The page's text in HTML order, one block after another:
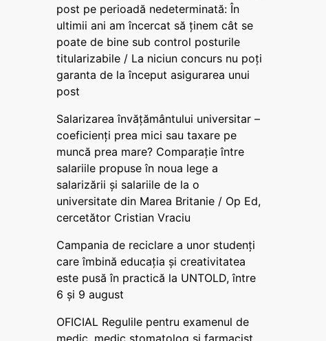
post pe perioadă nedeterminată: În
ultimii ani am încercat să ținem cât se
poate de bine sub control posturile
titularizabile / La niciun concurs nu poți
garanta de la început asigurarea unui
post
Salarizarea învățământului universitar –
coeficienți prea mici sau taxare pe
muncă prea mare? Comparație între
salariile propuse în noua lege a
salarizării și salariile de la o
universitate din Marea Britanie / Op Ed,
cercetător Cristian Vraciu
Campania de reciclare a unor studenți
care îmbină educația și creativitatea
este pusă în practică la UNTOLD, între
6 și 9 august
OFICIAL Regulile pentru examenul de
medic, medic stomatolog și farmacist